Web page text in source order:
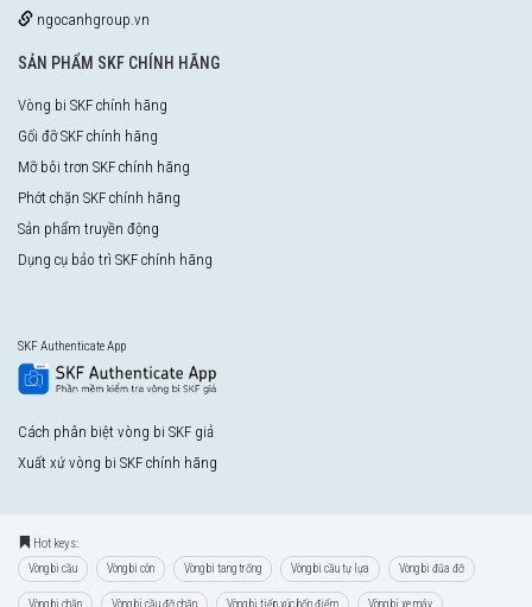
ngocanhgroup.vn
SẢN PHẨM SKF CHÍNH HÃNG
Vòng bi SKF chính hãng
Gối đỡ SKF chính hãng
Mỡ bôi trơn SKF chính hãng
Phớt chặn SKF chính hãng
Sản phẩm truyền động
Dụng cụ bảo trì SKF chính hãng
SKF Authenticate App
Cách phân biệt vòng bi SKF giả
Xuất xứ vòng bi SKF chính hãng
Hot keys:
Vòng bi cầu Vòng bi côn Vòng bi tang trống Vòng bi cầu tự lựa Vòng bi đũa đỡ
Vòng bi chặn Vòng bi cầu đỡ chặn Vòng bi tiếp xúc bốn điểm Vòng bi xe máy